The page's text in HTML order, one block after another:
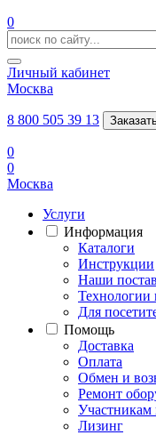
0
Личный кабинет
Москва
8 800 505 39 13
0
0
Москва
Услуги
Информация
Каталоги
Инструкции
Наши
Технологии
Для
Помощь
Доставка
Оплата
Обмен и
Ремонт
Участникам
Лизинг